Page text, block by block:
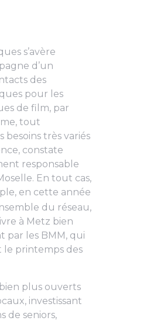
s’avère
d’un
des
pour les
de film, par
tout
très variés
constate
responsable
En tout cas,
en cette année
du réseau,
à Metz bien
par les BMM, qui
le printemps des
plus ouverts
investissant
de seniors,